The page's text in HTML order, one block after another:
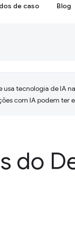
de caso Blog
usa tecnologia de IA
com IA podem ter
do